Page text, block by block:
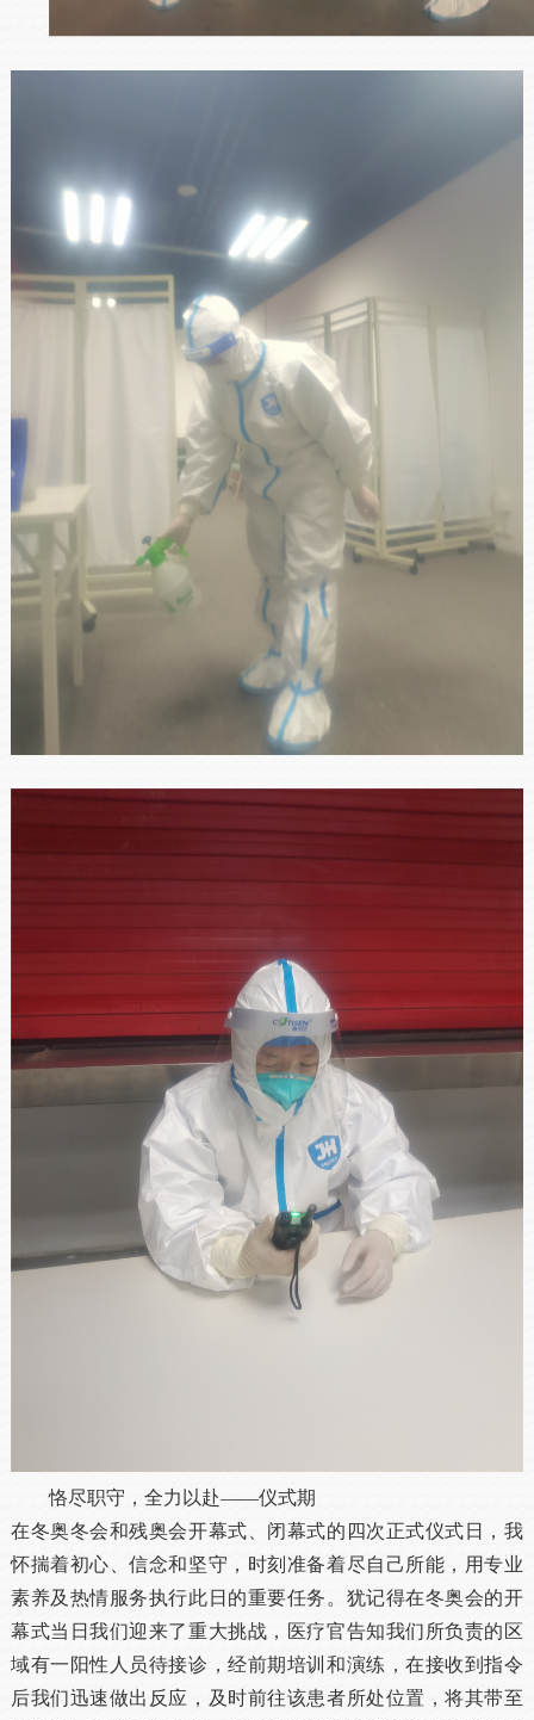
恪尽职守，全力以赴——仪式期
在冬奥冬会和残奥会开幕式、闭幕式的四次正式仪式日，我
怀揣着初心、信念和坚守，时刻准备着尽自己所能，用专业
素养及热情服务执行此日的重要任务。犹记得在冬奥会的开
幕式当日我们迎来了重大挑战，医疗官告知我们所负责的区
域有一阳性人员待接诊，经前期培训和演练，在接收到指令
后我们迅速做出反应，及时前往该患者所处位置，将其带至